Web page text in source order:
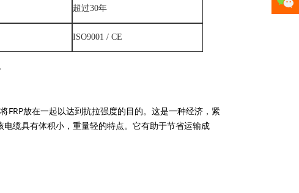
超过30年
ISO9001 / CE
放在一起以达到抗拉强度的目的。这是一种经济，紧
电缆具有体积小，重量轻的特点。它有助于节省运输成